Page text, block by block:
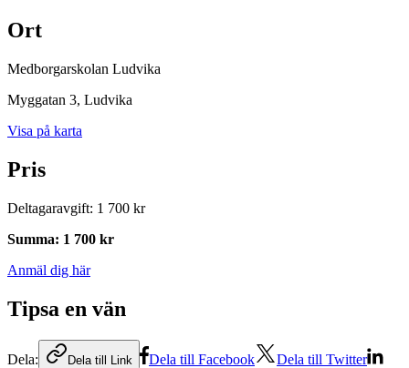
Ort
Medborgarskolan Ludvika
Myggatan 3, Ludvika
Visa på karta
Pris
Deltagaravgift: 1 700 kr
Summa: 1 700 kr
Anmäl dig här
Tipsa en vän
Dela: Dela till Link Dela till Facebook
Dela till Twitter